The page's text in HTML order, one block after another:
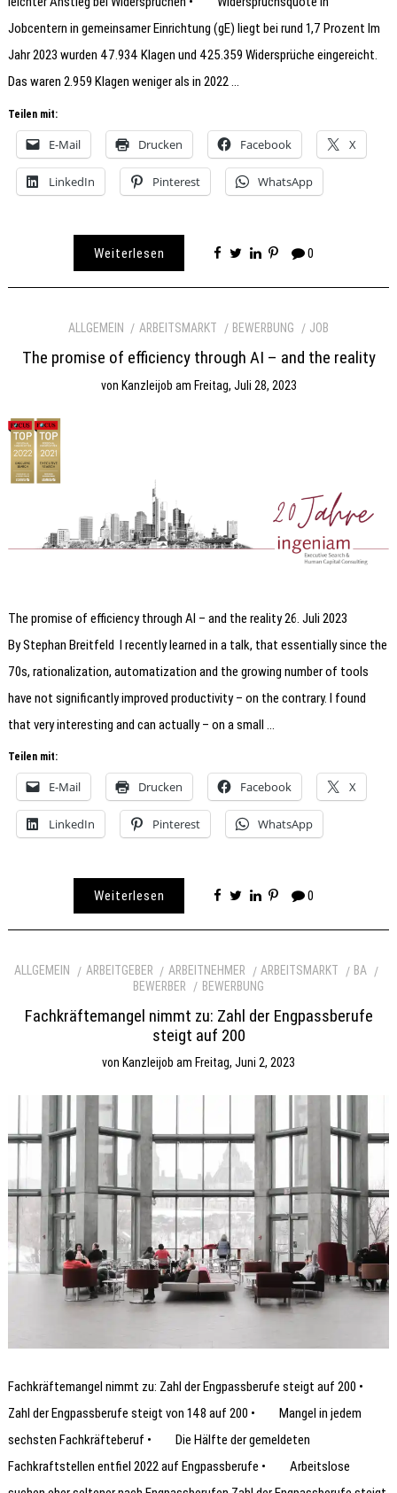
Jobcentern in gemeinsamer Einrichtung (gE) liegt bei rund 1,7 Prozent Im
Jahr 2023 wurden 47.934 Klagen und 425.359 Widersprüche eingereicht.
Das waren 2.959 Klagen weniger als in 2022 …
Teilen mit:
E-Mail Drucken Facebook X
LinkedIn Pinterest WhatsApp
Weiterlesen 0
ALLGEMEIN ARBEITSMARKT BEWERBUNG JOB
The promise of efficiency through AI – and the reality
von Kanzleijob am Freitag, Juli 28, 2023
The promise of efficiency through AI – and the reality 26. Juli 2023
By Stephan Breitfeld I recently learned in a talk, that essentially since the
70s, rationalization, automatization and the growing number of tools
have not significantly improved productivity – on the contrary. I found
that very interesting and can actually – on a small …
Teilen mit:
E-Mail Drucken Facebook X
LinkedIn Pinterest WhatsApp
Weiterlesen 0
ALLGEMEIN ARBEITGEBER ARBEITNEHMER ARBEITSMARKT
BA
BEWERBER
BEWERBUNG
Fachkräftemangel nimmt zu: Zahl der Engpassberufe
steigt auf 200
von Kanzleijob am Freitag, Juni 2, 2023
Fachkräftemangel nimmt zu: Zahl der Engpassberufe steigt auf 200 •
Zahl der Engpassberufe steigt von 148 auf 200 • Mangel in jedem
sechsten Fachkräfteberuf • Die Hälfte der gemeldeten
Fachkraftstellen entfiel 2022 auf Engpassberufe • Arbeitslose